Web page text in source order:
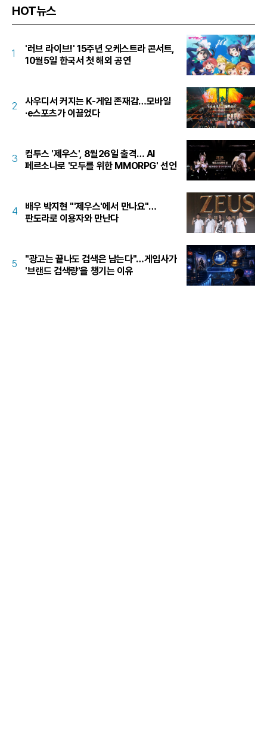
HOT뉴스
1
'러브 라이브!' 15주년 오케스트라 콘서트,
10월5일 한국서 첫 해외 공연
2
사우디서 커지는 K-게임 존재감…모바일
·e스포츠가 이끌었다
3
컴투스 '제우스', 8월26일 출격… AI
페르소나로 '모두를 위한 MMORPG' 선언
4
배우 박지현 "'제우스'에서 만나요"…
판도라로 이용자와 만난다
5
"광고는 끝나도 검색은 남는다"…게임사가
'브랜드 검색량'을 챙기는 이유